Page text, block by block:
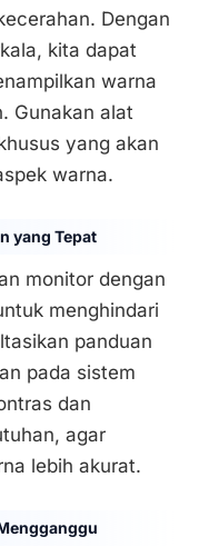
Dengan
kita dapat
warna
Gunakan alat
yang akan
warna.
yang Tepat
monitor dengan
menghindari
panduan
pada sistem
dan
agar
lebih akurat.